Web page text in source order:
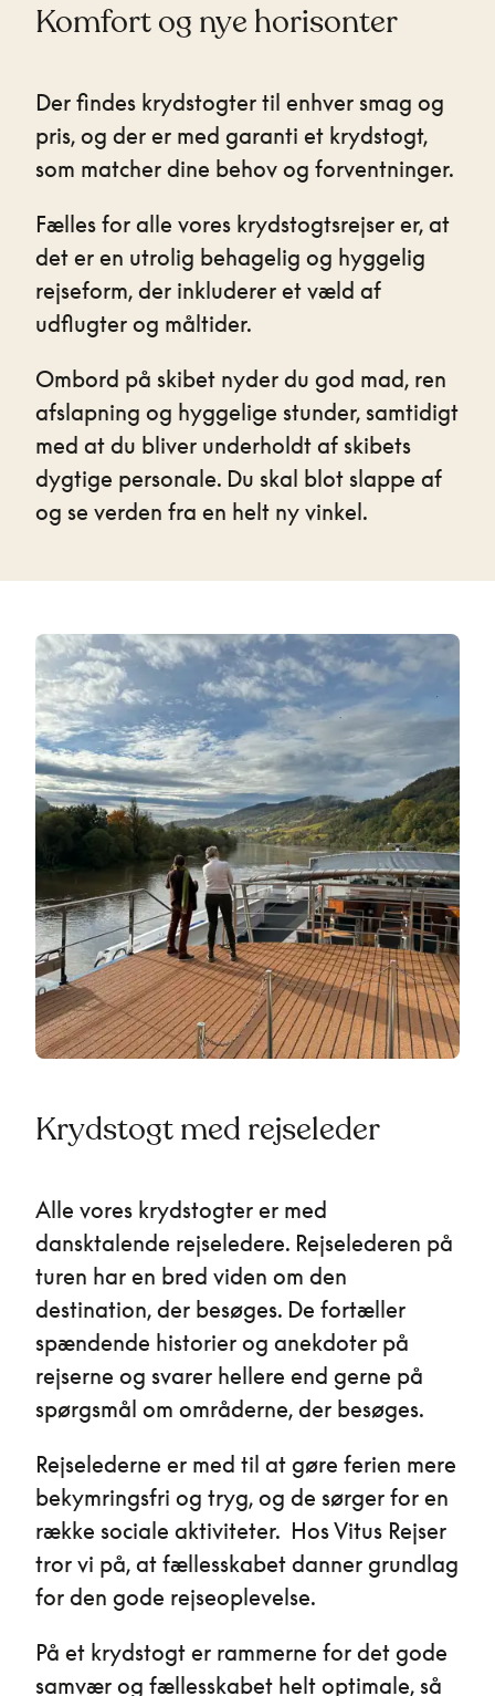
Komfort og nye horisonter
Der findes krydstogter til enhver smag og
pris, og der er med garanti et krydstogt,
som matcher dine behov og forventninger.
Fælles for alle vores krydstogtsrejser er, at
det er en utrolig behagelig og hyggelig
rejseform, der inkluderer et væld af
udflugter og måltider.
Ombord på skibet nyder du god mad, ren
afslapning og hyggelige stunder, samtidigt
med at du bliver underholdt af skibets
dygtige personale. Du skal blot slappe af
og se verden fra en helt ny vinkel.
Krydstogt med rejseleder
Alle vores krydstogter er med
dansktalende rejseledere. Rejselederen på
turen har en bred viden om den
destination, der besøges. De fortæller
spændende historier og anekdoter på
rejserne og svarer hellere end gerne på
spørgsmål om områderne, der besøges.
Rejselederne er med til at gøre ferien mere
bekymringsfri og tryg, og de sørger for en
række sociale aktiviteter. Hos Vitus Rejser
tror vi på, at fællesskabet danner grundlag
for den gode rejseoplevelse.
På et krydstogt er rammerne for det gode
samvær og fællesskabet helt optimale, så